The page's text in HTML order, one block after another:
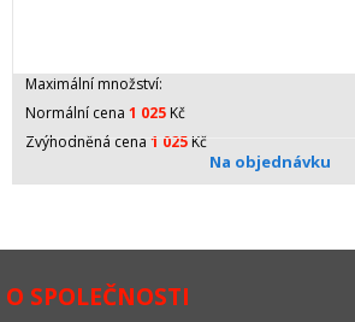
Maximální množství:
Normální cena 1 025 Kč
Zvýhodněná cena 1 025Kč
Na objednávku
O SPOLEČNOSTI